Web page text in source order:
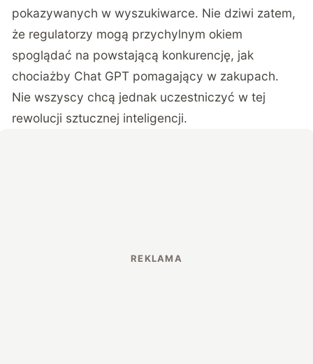
pokazywanych w wyszukiwarce. Nie dziwi zatem,
że regulatorzy mogą przychylnym okiem
spoglądać na powstającą konkurencję, jak
chociażby Chat GPT pomagający w zakupach.
Nie wszyscy chcą jednak uczestniczyć w tej
rewolucji sztucznej inteligencji.